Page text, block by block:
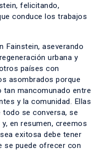
felicitando,
conduce los trabajos
Fainstein, aseverando
urbana y
países con
asombrados porque
tan mancomunado entre
y la comunidad. Ellas
se conversa, se
en resumen, creemos
exitosa debe tener
se puede ofrecer con